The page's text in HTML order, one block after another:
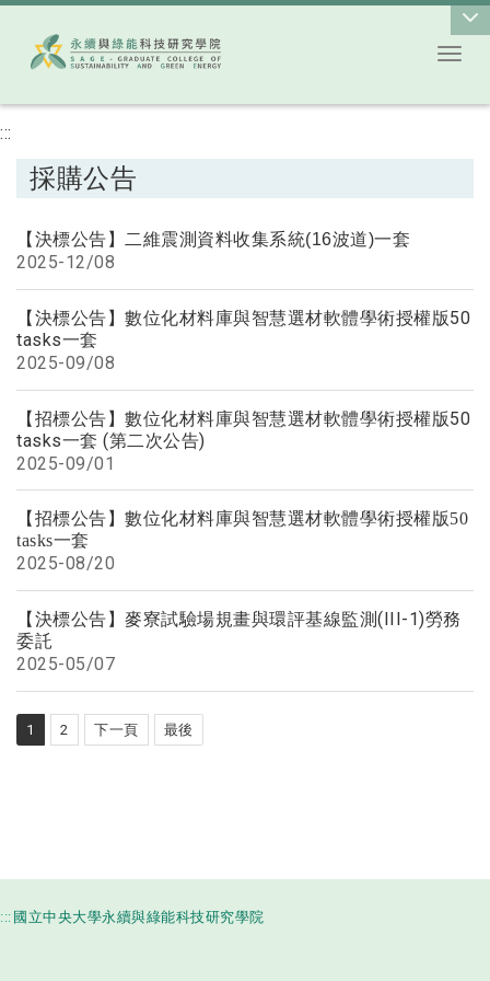
跳到主要內容
:::
採購公告
【決標公告】二維震測資料收集系統(16波道)一套
2025-12/08
【決標公告】數位化材料庫與智慧選材軟體學術授權版50
tasks一套
2025-09/08
【招標公告】數位化材料庫與智慧選材軟體學術授權版50
tasks一套 (第二次公告)
2025-09/01
【招標公告】數位化材料庫與智慧選材軟體學術授權版50
tasks一套
2025-08/20
【決標公告】麥寮試驗場規畫與環評基線監測(III-1)勞務
委託
2025-05/07
1 2 下一頁 最後
::: 國立中央大學永續與綠能科技研究學院